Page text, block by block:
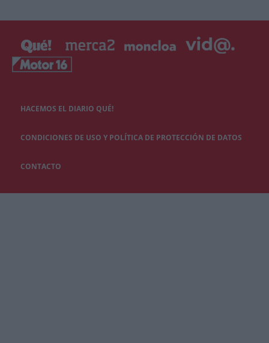
HACEMOS EL DIARIO QUÉ!
CONDICIONES DE USO Y POLÍTICA DE PROTECCIÓN DE DATOS
CONTACTO